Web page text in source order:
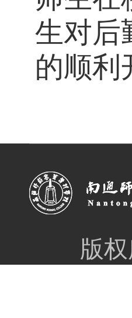
生对后
的顺利
版